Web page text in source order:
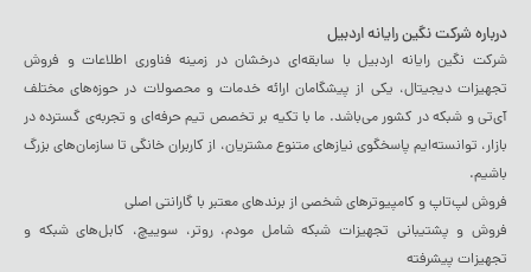
درباره شرکت نگین رایانه اردبیل
شرکت نگین رایانه اردبیل با سابقه‌ای درخشان در زمینه فناوری اطلاعات و فروش
تجهیزات دیجیتال، یکی از پیشگامان ارائه خدمات و محصولات در حوزه‌های مختلف
آی‌تی و شبکه در کشور می‌باشد. ما با تکیه بر تخصص تیم حرفه‌ای و تجربه‌ی گسترده در
بازار، توانسته‌ایم پاسخگوی نیازهای متنوع مشتریان، از کاربران خانگی تا سازمان‌های بزرگ
باشیم.
فروش لپ‌تاپ و کامپیوترهای شخصی از برندهای معتبر با گارانتی اصلی
فروش و پشتیبانی تجهیزات شبکه شامل مودم، روتر، سوییچ، کابل‌های شبکه و
تجهیزات پیشرفته